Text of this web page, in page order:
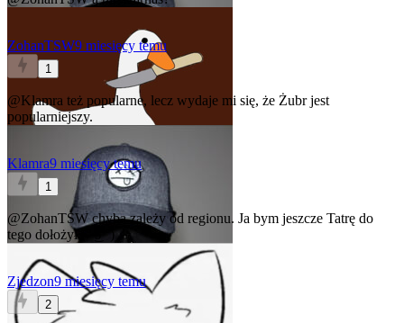
ZohanTSW9 miesięcy temu
1
@Klamra też popularne, lecz wydaje mi się, że Żubr jest
popularniejszy.
Klamra9 miesięcy temu
1
@ZohanTSWchyba zależy od regionu. Ja bym jeszcze Tatrę do
tego dołożył (° ͜ʖ °)
Zjedzon9 miesięcy temu
2